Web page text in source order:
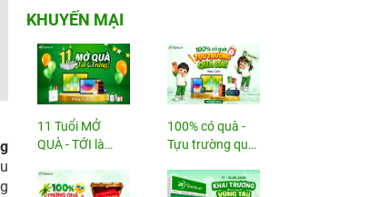
KHUYẾN MẠI
11 Tuổi MỞ
QUÀ - TỚI là
100% có quà -
Tựu trường quá